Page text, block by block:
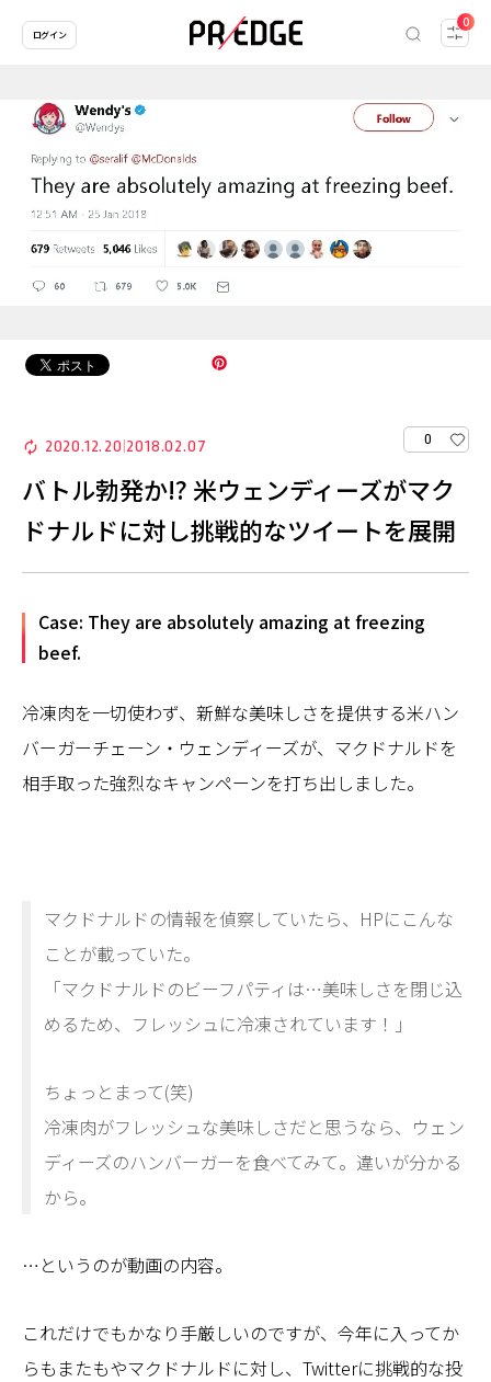
0
ログイン
2020.12.20 2018.02.07 0
バトル勃発か!? 米ウェンディーズがマク
ドナルドに対し挑戦的なツイートを展開
Case: They are absolutely amazing at freezing
beef.
冷凍肉を一切使わず、新鮮な美味しさを提供する米ハン
バーガーチェーン・ウェンディーズが、マクドナルドを
相手取った強烈なキャンペーンを打ち出しました。
マクドナルドの情報を偵察していたら、HPにこんな
ことが載っていた。
「マクドナルドのビーフパティは…美味しさを閉じ込
めるため、フレッシュに冷凍されています！」
ちょっとまって(笑)
冷凍肉がフレッシュな美味しさだと思うなら、ウェン
ディーズのハンバーガーを食べてみて。違いが分かる
から。
…というのが動画の内容。
これだけでもかなり手厳しいのですが、今年に入ってか
らもまたもやマクドナルドに対し、Twitterに挑戦的な投